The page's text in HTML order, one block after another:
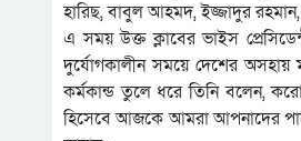
হারিছ, বাবুল আহমদ, ইজ্জাদুর
এ সময় উক্ত ক্লাবের ভাইস
দুর্যোগকালীন সময়ে দেশের অসহায়
কর্মকান্ড তুলে ধরে তিনি বলেন,
হিসেবে আজকে আমরা আপনাদের